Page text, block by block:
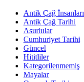
Antik Çağ İnsanları
Antik Çağ Tarihi
Asurlular
Cumhuriyet Tarihi
Güncel
Hititliler
Kategorilenmemiş
Mayalar